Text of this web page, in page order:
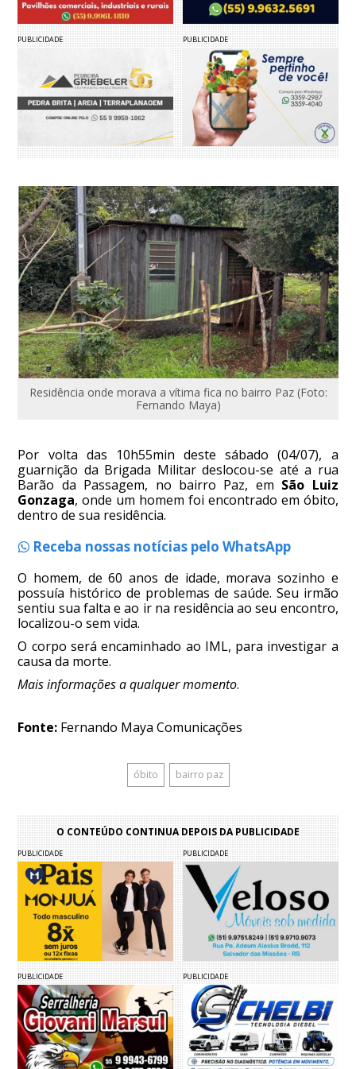
PUBLICIDADE PUBLICIDADE
Residência onde morava a vítima fica no bairro Paz (Foto:
Fernando Maya)
Por volta das 10h55min deste sábado (04/07), a
guarnição da Brigada Militar deslocou-se até a rua
Barão da Passagem, no bairro Paz, em São Luiz
Gonzaga, onde um homem foi encontrado em óbito,
dentro de sua residência.
Receba nossas notícias pelo WhatsApp
O homem, de 60 anos de idade, morava sozinho e
possuía histórico de problemas de saúde. Seu irmão
sentiu sua falta e ao ir na residência ao seu encontro,
localizou-o sem vida.
O corpo será encaminhado ao IML, para investigar a
causa da morte.
Mais informações a qualquer momento.
Fonte: Fernando Maya Comunicações
óbito bairro paz
O CONTEÚDO CONTINUA DEPOIS DA PUBLICIDADE
PUBLICIDADE PUBLICIDADE
PUBLICIDADE PUBLICIDADE